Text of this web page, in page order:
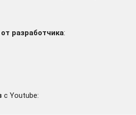
разработчика:
с Youtube: